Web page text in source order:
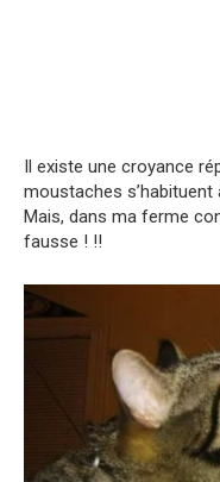
Il existe une croyance
moustaches s’habituent
Mais, dans ma ferme
fausse ! !!